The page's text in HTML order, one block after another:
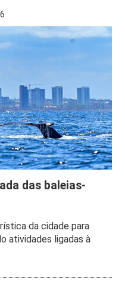
das baleias-
da cidade para
atividades ligadas à